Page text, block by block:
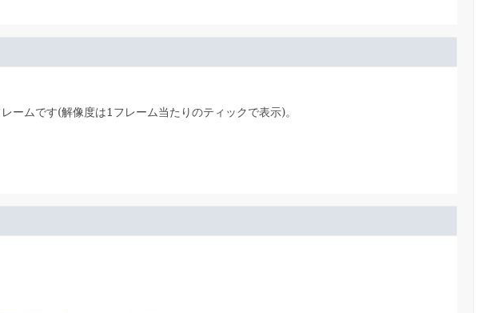
ムです(解像度は1フレーム当たりのティックで表示)。